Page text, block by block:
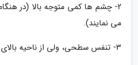
2- چشم ها کمی متوجه بالا (در
می نمایند).
3- تنفس سطحی، ولی از ناحیه بالای ریه ها